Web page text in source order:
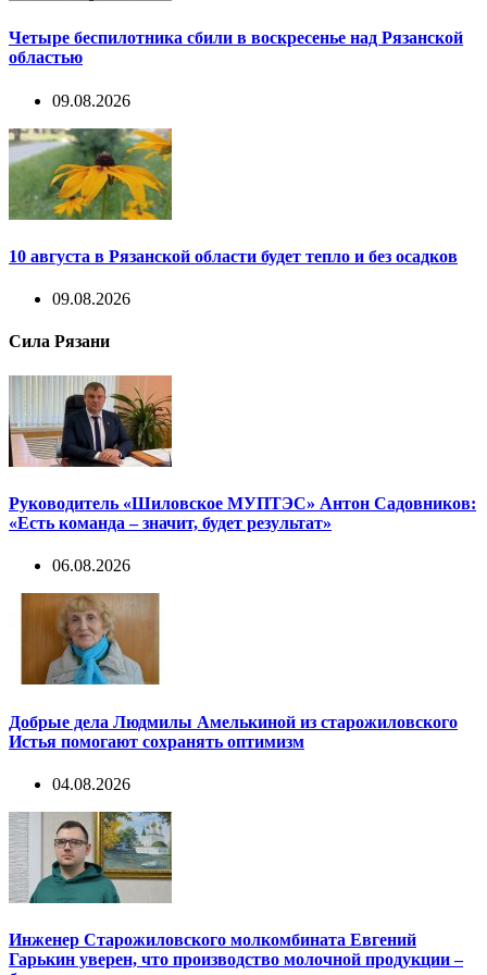
Четыре беспилотника сбили в воскресенье над Рязанской
областью
09.08.2026
10 августа в Рязанской области будет тепло и без осадков
09.08.2026
Сила Рязани
Руководитель «Шиловское МУПТЭС» Антон Садовников:
«Есть команда – значит, будет результат»
06.08.2026
Добрые дела Людмилы Амелькиной из старожиловского
Истья помогают сохранять оптимизм
04.08.2026
Инженер Старожиловского молкомбината Евгений
Гарькин уверен, что производство молочной продукции –